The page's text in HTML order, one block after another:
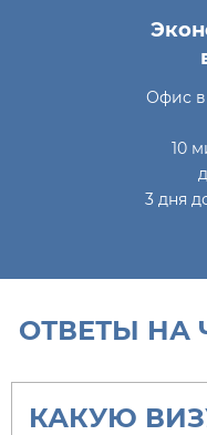
Офис
10
3 дня
ОТВЕТЫ НА
КАКУЮ